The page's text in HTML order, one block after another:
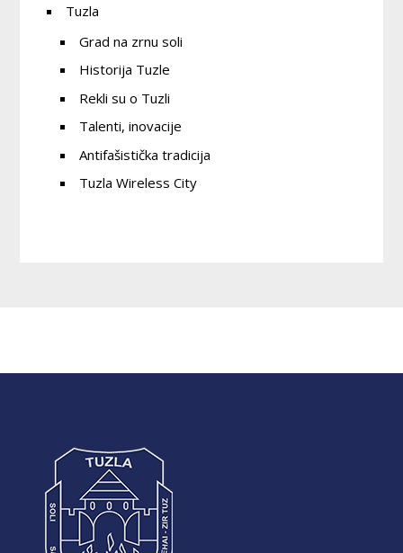
Tuzla
Grad na zrnu soli
Historija Tuzle
Rekli su o Tuzli
Talenti, inovacije
Antifašistička tradicija
Tuzla Wireless City